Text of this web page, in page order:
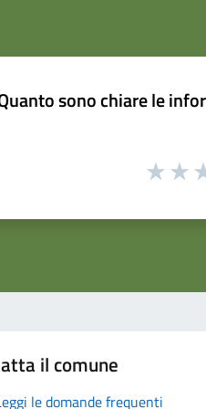
sono chiare le
il comune
le domande frequenti